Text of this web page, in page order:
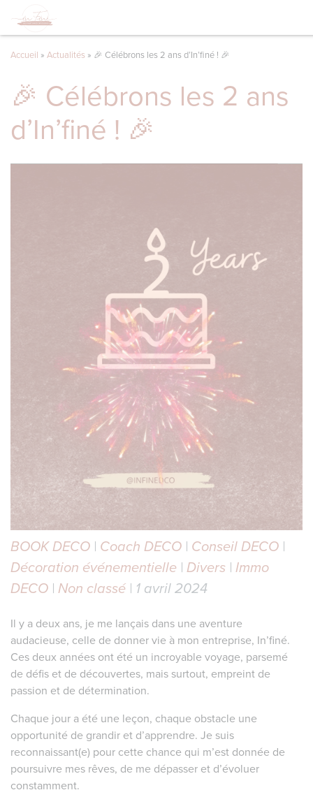
Accueil » Actualités » 🎉 Célébrons les 2 ans d’In’finé ! 🎉
🎉 Célébrons les 2 ans
d’In’finé ! 🎉
BOOK DECO | Coach DECO | Conseil DECO |
Décoration événementielle | Divers | Immo
DECO | Non classé | 1 avril 2024
Il y a deux ans, je me lançais dans une aventure
audacieuse, celle de donner vie à mon entreprise, In’finé.
Ces deux années ont été un incroyable voyage, parsemé
de défis et de découvertes, mais surtout, empreint de
passion et de détermination.
Chaque jour a été une leçon, chaque obstacle une
opportunité de grandir et d’apprendre. Je suis
reconnaissant(e) pour cette chance qui m’est donnée de
poursuivre mes rêves, de me dépasser et d’évoluer
constamment.